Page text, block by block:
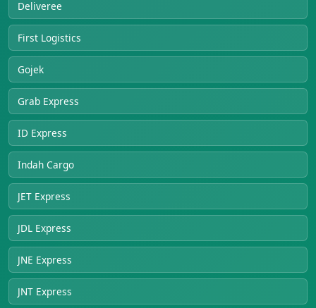
Deliveree
First Logistics
Gojek
Grab Express
ID Express
Indah Cargo
JET Express
JDL Express
JNE Express
JNT Express